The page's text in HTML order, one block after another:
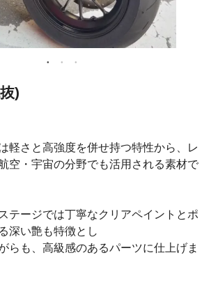
)
軽さと高強度を併せ持つ特性から、レ
空・宇宙の分野でも活用される素材で
テージでは丁寧なクリアペイントとポ
深い艶も特徴とし
らも、高級感のあるパーツに仕上げま